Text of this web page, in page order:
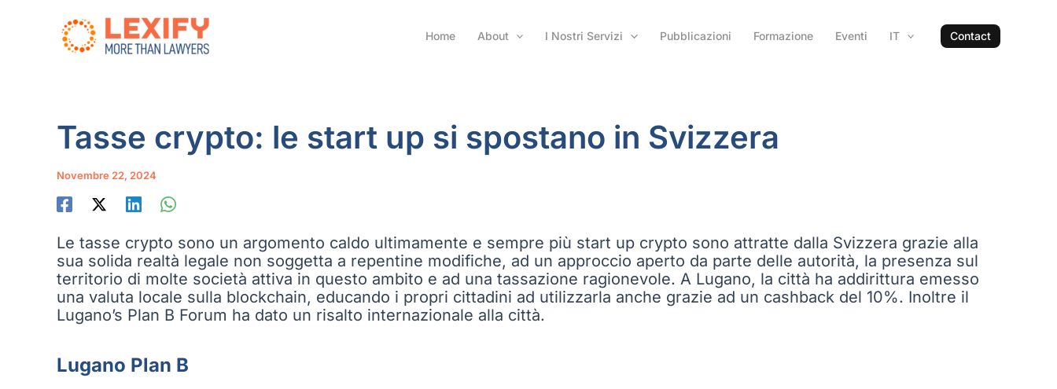
Home About I Nostri Servizi Pubblicazioni Formazione Eventi IT Contact
Tasse crypto: le start up si spostano in Svizzera
Novembre 22, 2024
Le tasse crypto sono un argomento caldo ultimamente e sempre più start up crypto sono attratte dalla Svizzera grazie alla
sua solida realtà legale non soggetta a repentine modifiche, ad un approccio aperto da parte delle autorità, la presenza sul
territorio di molte società attiva in questo ambito e ad una tassazione ragionevole. A Lugano, la città ha addirittura emesso
una valuta locale sulla blockchain, educando i propri cittadini ad utilizzarla anche grazie ad un cashback del 10%. Inoltre il
Lugano’s Plan B Forum ha dato un risalto internazionale alla città.
Lugano Plan B